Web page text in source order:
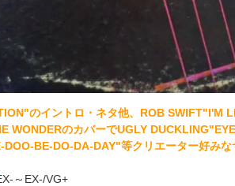
のイントロ・ネタ他、ROB SWIFT"I'M
WONDERのカバーでUGLY
BE-DO-DA-DAY"等クリエーター好み
～EX-/VG+